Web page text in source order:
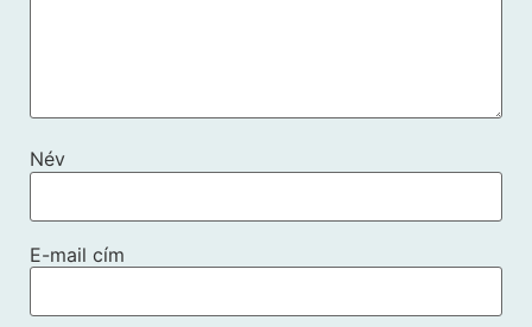
Név
E-mail cím